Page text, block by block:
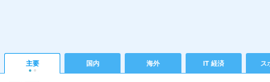
主要 国内 海外 IT 経済 ス